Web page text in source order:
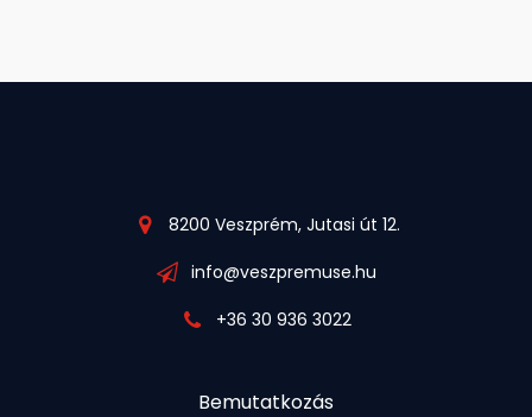
8200 Veszprém, Jutasi út 12.
info@veszpremuse.hu
+36 30 936 3022
Bemutatkozás